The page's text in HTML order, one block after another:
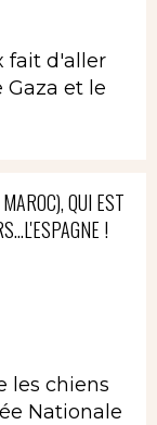
fait d'aller
et le
QUI EST
!
les chiens
Nationale